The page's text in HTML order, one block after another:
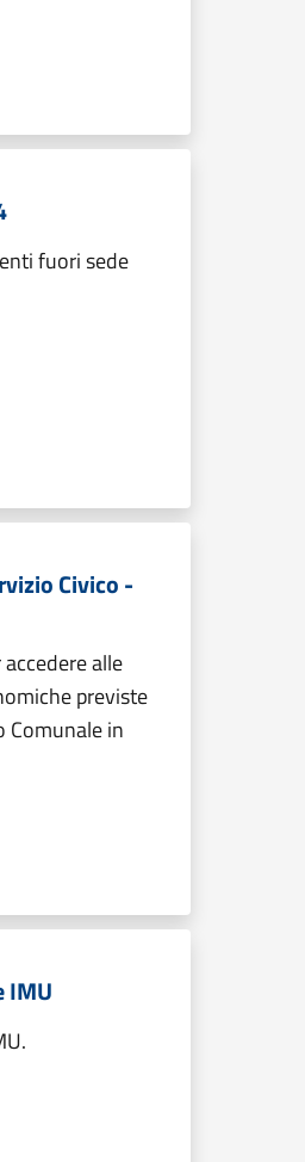
fuori sede
Civico -
alle
previste
Comunale in
IMU